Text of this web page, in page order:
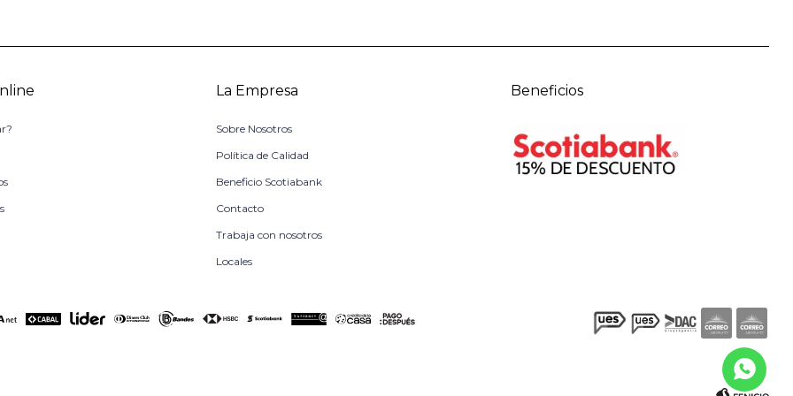
La Empresa
Sobre Nosotros
Política de Calidad
Beneficio Scotiabank
Contacto
Trabaja con nosotros
Locales
Beneficios